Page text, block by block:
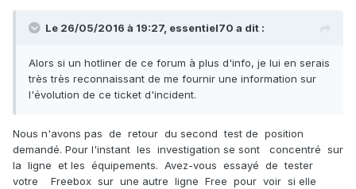
Le 26/05/2016 à 19:27, essentiel70 a dit :
Alors si un hotliner de ce forum à plus d'info, je lui en serais
très très reconnaissant de me fournir une information sur
l'évolution de ce ticket d'incident.
Nous n'avons pas de retour du second test de position
demandé. Pour l'instant les investigation se sont concentré sur
la ligne et les équipements. Avez-vous essayé de tester
votre Freebox sur une autre ligne Free pour voir si elle